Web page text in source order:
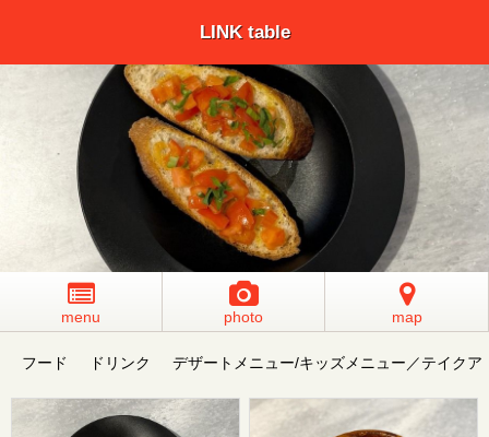
LINK table
menu photo map
フード ドリンク デザートメニュー/キッズメニュー／テイクア